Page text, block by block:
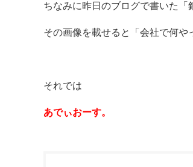
ちなみに昨日のブログで書いた「
その画像を載せると「会社で何や
それでは
あでぃおーす。